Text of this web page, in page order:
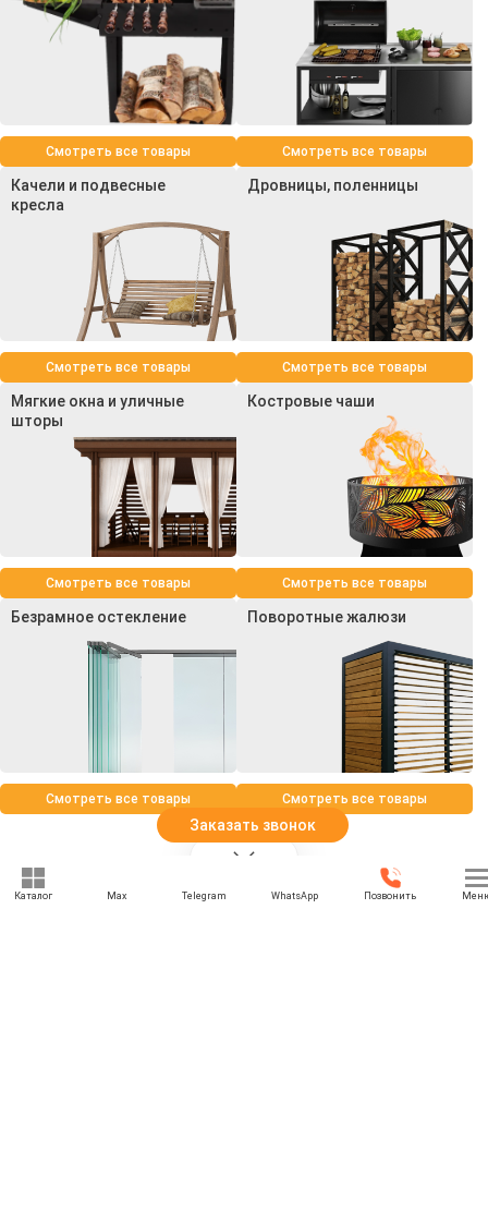
Смотреть все товары Смотреть все товары
Качели и подвесные
кресла
Смотреть все товары
Дровницы, поленницы
Смотреть все товары
Мягкие окна и уличные
шторы
Смотреть все товары
Костровые чаши
Смотреть все товары
Безрамное остекление
Смотреть все товары
Поворотные жалюзи
Смотреть все товары
Заказать звонок
Каталог Max Telegram WhatsApp Позвонить